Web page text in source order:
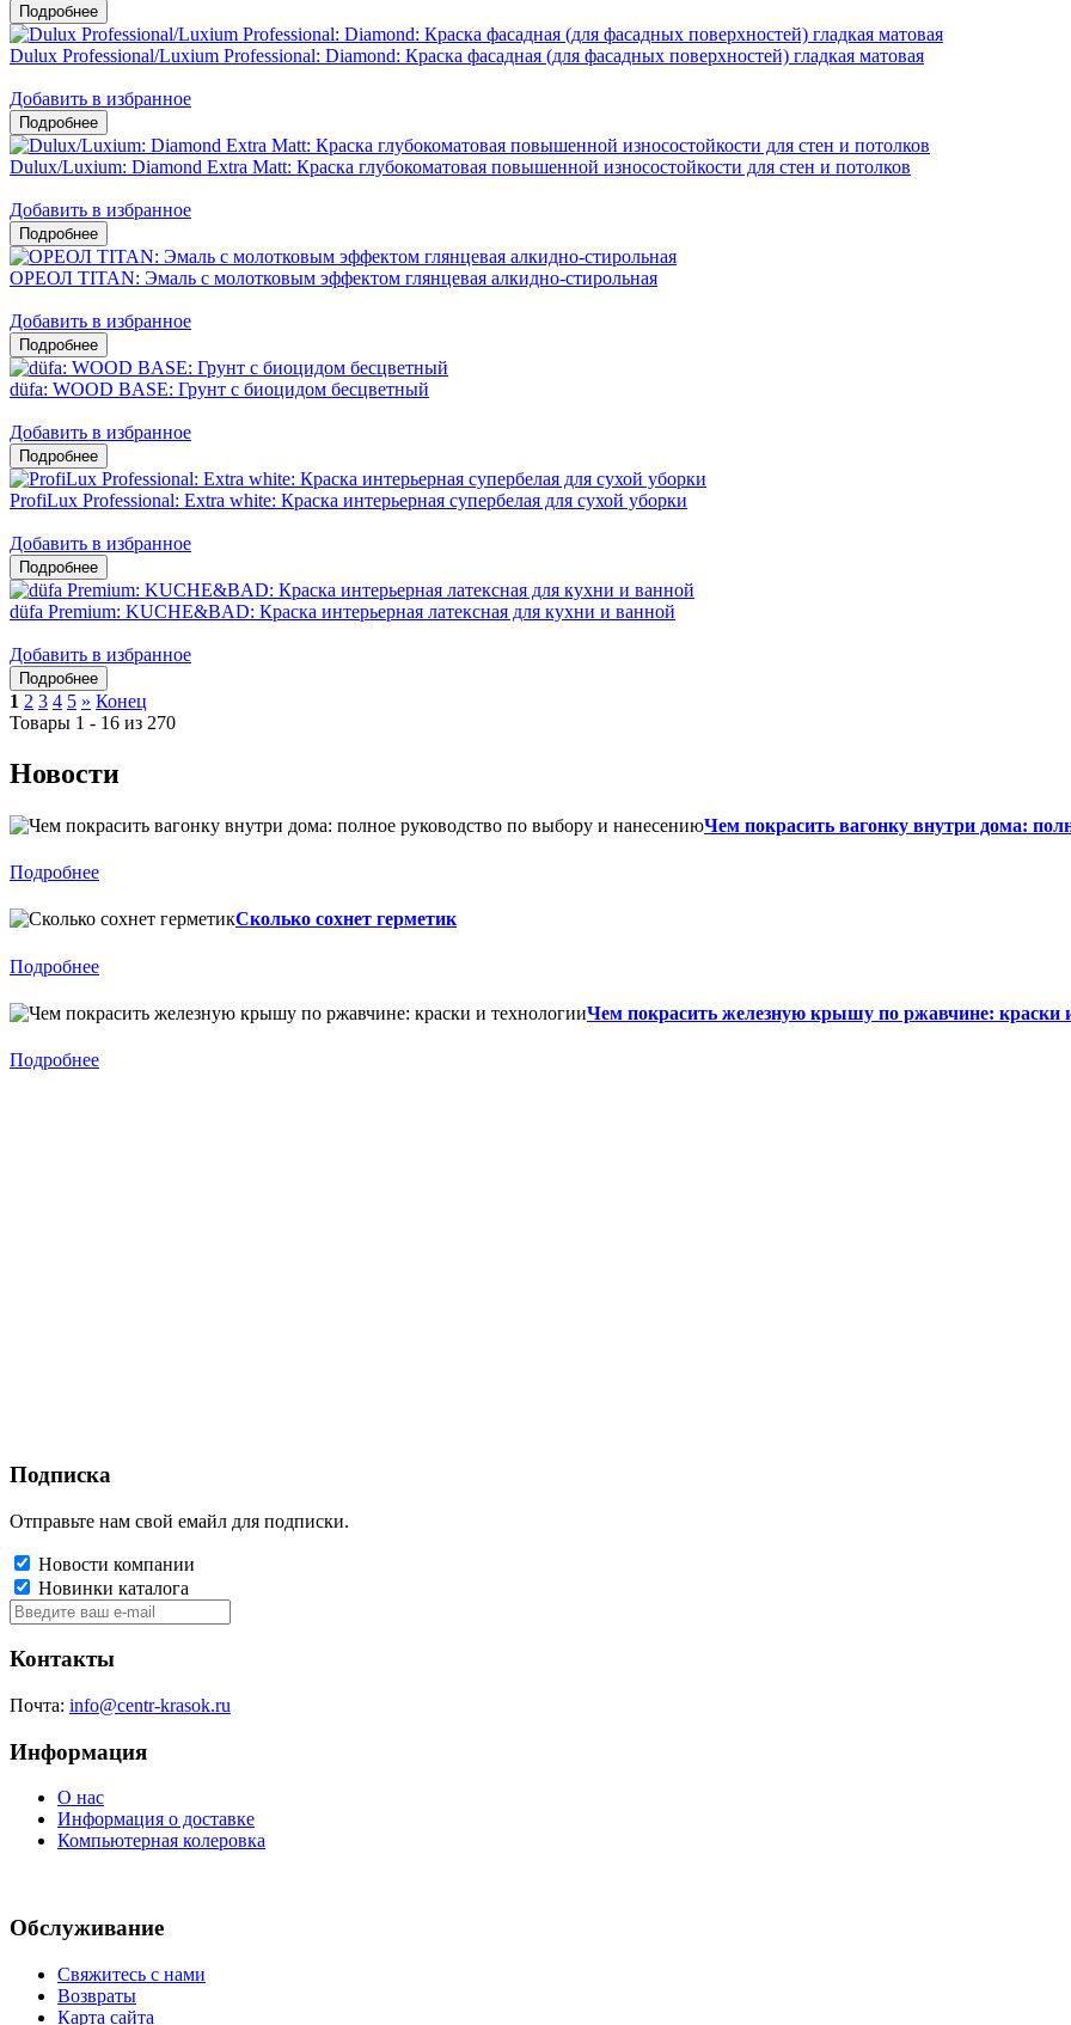
Dulux Professional/Luxium Professional: Diamond: Краска фасадная (для фасадных поверхностей) гладкая матовая
Добавить в избранное
Dulux/Luxium: Diamond Extra Matt: Краска глубокоматовая повышенной износостойкости для стен и потолков
Добавить в избранное
ОРЕОЛ TITAN: Эмаль с молотковым эффектом глянцевая алкидно-стирольная
Добавить в избранное
düfa: WOOD BASE: Грунт с биоцидом бесцветный
Добавить в избранное
ProfiLux Professional: Extra white: Краска интерьерная супербелая для сухой уборки
Добавить в избранное
düfa Premium: KUCHE&BAD: Краска интерьерная латексная для кухни и ванной
Добавить в избранное
1 2 3 4 5 » Конец
Товары 1 - 16 из 270
Новости
Чем покрасить вагонку внутри дома:
Подробнее
Сколько сохнет герметик
Подробнее
Чем покрасить железную крышу по ржавчине: краски
Подробнее
Подписка
Отправьте нам свой емайл для подписки.
Новости компании
Новинки каталога
Контакты
Почта: info@centr-krasok.ru
Информация
О нас
Информация о доставке
Компьютерная колеровка
Обслуживание
Свяжитесь с нами
Возвраты
Карта сайта